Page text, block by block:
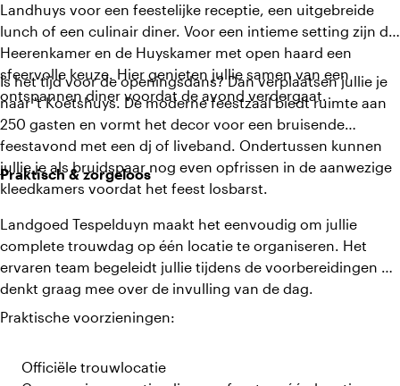
Landhuys voor een feestelijke receptie, een uitgebreide
lunch of een culinair diner. Voor een intieme setting zijn de
Heerenkamer en de Huyskamer met open haard een
sfeervolle keuze. Hier genieten jullie samen van een
ontspannen diner voordat de avond verdergaat.
Is het tijd voor de openingsdans? Dan verplaatsen jullie je
naar 't Koetshuys. De moderne feestzaal biedt ruimte aan
250 gasten en vormt het decor voor een bruisende
feestavond met een dj of liveband. Ondertussen kunnen
jullie je als bruidspaar nog even opfrissen in de aanwezige
kleedkamers voordat het feest losbarst.
Praktisch & zorgeloos
Landgoed Tespelduyn maakt het eenvoudig om jullie
complete trouwdag op één locatie te organiseren. Het
ervaren team begeleidt jullie tijdens de voorbereidingen en
denkt graag mee over de invulling van de dag.
Praktische voorzieningen:
Officiële trouwlocatie